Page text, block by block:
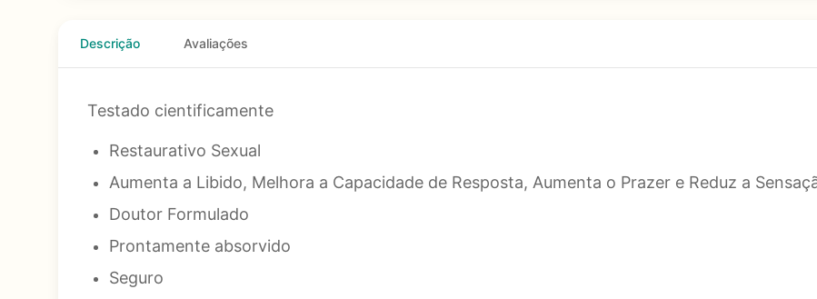
Descrição Avaliações
Testado cientificamente
Restaurativo Sexual
Aumenta a Libido, Melhora a Capacidade de Resposta, Aumenta o Prazer e Reduz a
Doutor Formulado
Prontamente absorvido
Seguro